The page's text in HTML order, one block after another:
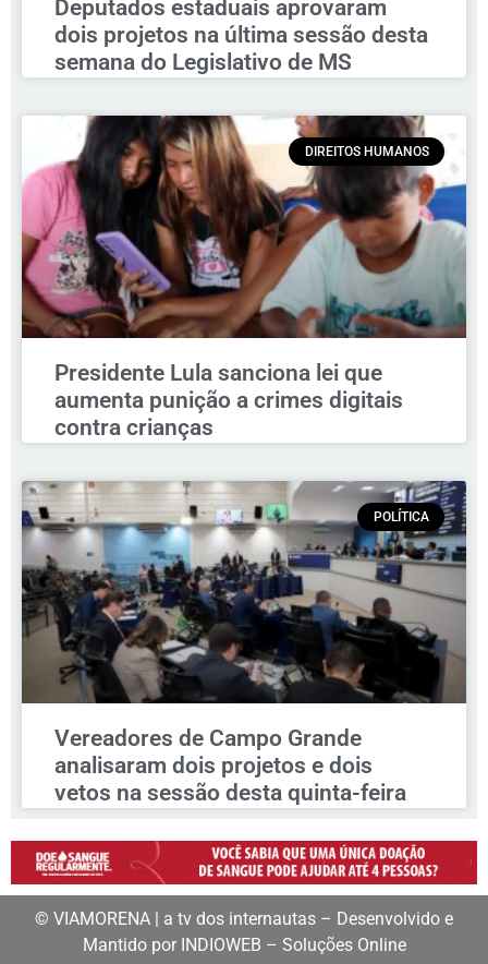
Deputados estaduais aprovaram
dois projetos na última sessão desta
semana do Legislativo de MS
DIREITOS HUMANOS
Presidente Lula sanciona lei que
aumenta punição a crimes digitais
contra crianças
POLÍTICA
Vereadores de Campo Grande
analisaram dois projetos e dois
vetos na sessão desta quinta-feira
© VIAMORENA | a tv dos internautas – Desenvolvido e
Mantido por INDIOWEB – Soluções Online